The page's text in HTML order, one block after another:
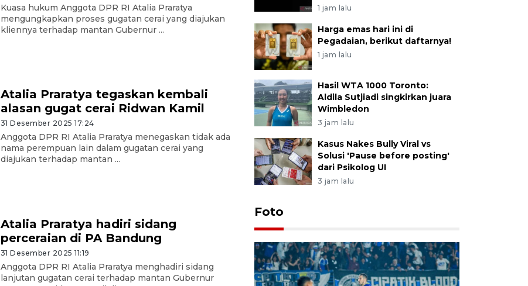
Kuasa hukum Anggota DPR RI Atalia Praratya
mengungkapkan proses gugatan cerai yang diajukan
kliennya terhadap mantan Gubernur ...
Atalia Praratya tegaskan kembali
alasan gugat cerai Ridwan Kamil
31 Desember 2025 17:24
Anggota DPR RI Atalia Praratya menegaskan tidak ada
nama perempuan lain dalam gugatan cerai yang
diajukan terhadap mantan ...
Atalia Praratya hadiri sidang
perceraian di PA Bandung
31 Desember 2025 11:19
Anggota DPR RI Atalia Praratya menghadiri sidang
lanjutan gugatan cerai terhadap mantan Gubernur
1 jam lalu
Harga emas hari ini di
Pegadaian, berikut daftarnya!
1 jam lalu
Hasil WTA 1000 Toronto:
Aldila Sutjiadi singkirkan juara
Wimbledon
3 jam lalu
Kasus Nakes Bully Viral vs
Solusi 'Pause before posting'
dari Psikolog UI
3 jam lalu
Foto